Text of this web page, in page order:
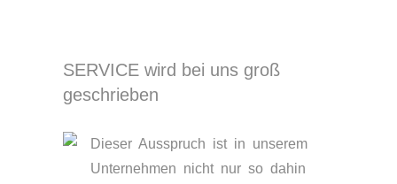
SERVICE wird bei uns groß
geschrieben
Dieser Ausspruch ist in unserem
Unternehmen nicht nur so dahin